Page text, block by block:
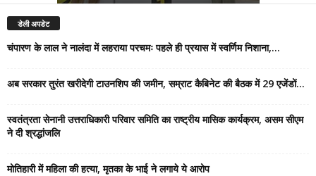
डेली अपडेट
चंपारण के लाल ने नालंदा में लहराया परचमः पहले ही प्रयास में स्वर्णिम निशाना,...
अब सरकार तुरंत खरीदेगी टाउनशिप की जमीन, सम्राट कैबिनेट की बैठक में 29 एजेंडों...
स्वतंत्रता सेनानी उत्तराधिकारी परिवार समिति का राष्ट्रीय मासिक कार्यक्रम, असम सीएम
ने दी श्रद्धांजलि
मोतिहारी में महिला की हत्या, मृतका के भाई ने लगाये ये आरोप